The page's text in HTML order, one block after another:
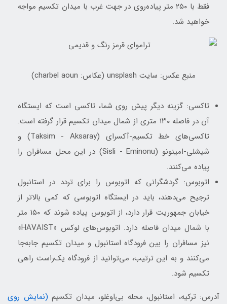
فقط با ۲۵۰ متر پیاده‌روی در جهت غرب با میدان تکسیم مواجه
خواهید شد.
منبع عکس: سایت unsplash (عکاس: charbel aoun)
تاکسی: گزینه دیگر پیش روی شما، تاکسی است که ایستگاه
آن در فاصله ۱۳۰ متری از شمال میدان تکسیم قرار گرفته است.
تاکسی‌های خط تکسیم-آکسرای (Taksim - Aksaray) و
شیشلی-امینونو (Sisli - Eminonu) در این محل مسافران را
پیاده می‌کنند.
اتوبوس: گردشگرانی که اتوبوس را برای تردد در استانبول
ترجیح می‌دهند، باید در ایستگاه اتوبوسی که کمی بالاتر از
خیابان جمهوریت قرار دارد، از اتوبوس پیاده شوند که ۱۵۰ متر
با شمال میدان فاصله دارد. اتوبوس‌های لوکس «HAVAIST»
نیز مسافران را بین فرودگاه استانبول و میدان تکسیم جابه‌جا
می‌کنند و به این ترتیب، می‌توانید از فرودگاه یک‌راست راهی
تکسیم شود.
آدرس: ترکیه، استانبول، محله بی‌اوغلو، میدان تکسیم (نمایش روی